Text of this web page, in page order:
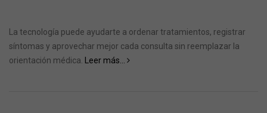
La tecnología puede ayudarte a ordenar tratamientos, registrar
síntomas y aprovechar mejor cada consulta sin reemplazar la
orientación médica.
Leer más...